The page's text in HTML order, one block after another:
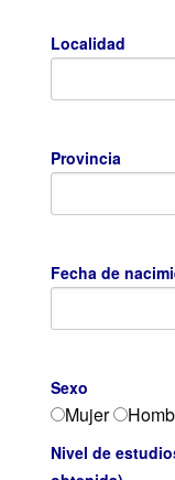
Localidad
Provincia
Fecha de
Sexo
Mujer
Nivel de